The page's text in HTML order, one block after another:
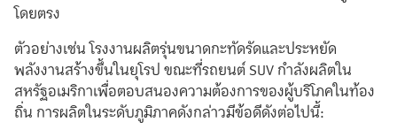
โดยตรง
ตัวอย่างเช่น โรงงานผลิตรุ่นขนาดกะทัดรัดและประหยัด
พลังงานสร้างขึ้นในยุโรป ขณะที่รถยนต์ SUV กำลังผลิตใน
สหรัฐอเมริกาเพื่อตอบสนองความต้องการของผู้บริโภคในท้อง
ถิ่น การผลิตในระดับภูมิภาคดังกล่าวมีข้อดีดังต่อไปนี้: